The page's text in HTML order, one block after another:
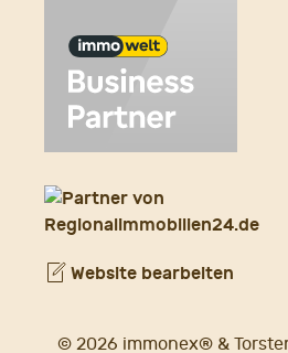
Website bearbeiten
© 2026 immonex® &